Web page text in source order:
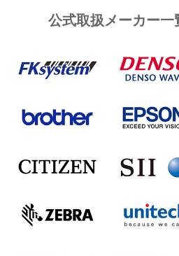
公式取扱メーカー一